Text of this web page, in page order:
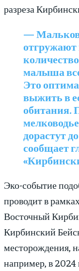
разреза
— Мальков
отгружают
малыша
Это
выжить в
обитания.
дорастут
сообщает
Эко-событие
проводит в
Восточный
Кирбинский
месторождения,
например, в 2024